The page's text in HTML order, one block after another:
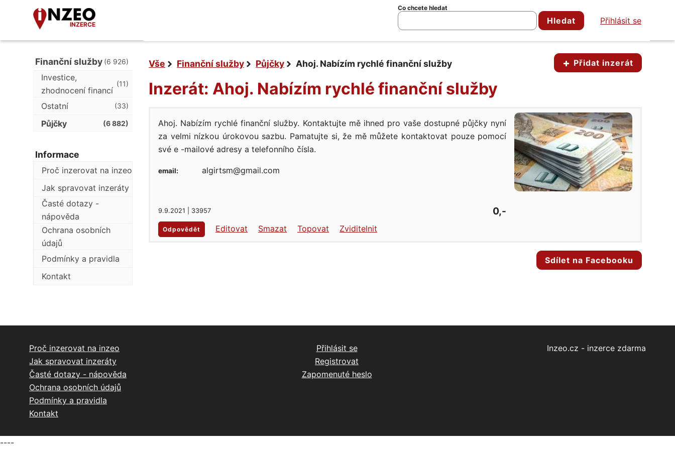
INZERCE
Co chcete hledat
Hledat Přihlásit se
Přidat inzerát
Vše Finanční služby Půjčky Ahoj. Nabízím rychlé finanční služby
Inzerát: Ahoj. Nabízím rychlé finanční služby
Ahoj. Nabízím rychlé finanční služby. Kontaktujte mě ihned pro vaše dostupné půjčky nyní
za velmi nízkou úrokovou sazbu. Pamatujte si, že mě můžete kontaktovat pouze pomocí
své e -mailové adresy a telefonního čísla.
9.9.2021 | 33957 0,-
email: algirtsm@gmail.com
Odpovědět Editovat Smazat Topovat Zviditelnit
Sdílet na Facebooku
Finanční služby (6 926)
Investice,
zhodnocení financí
(11)
Ostatní (33)
Půjčky (6 882)
Informace
Proč inzerovat na inzeo
Jak spravovat inzeráty
Časté dotazy -
nápověda
Ochrana osobních
údajů
Podmínky a pravidla
Kontakt
Proč inzerovat na inzeo
Jak spravovat inzeráty
Časté dotazy - nápověda
Ochrana osobních údajů
Podmínky a pravidla
Kontakt
Přihlásit se
Registrovat
Zapomenuté heslo
Inzeo.cz - inzerce zdarma
----